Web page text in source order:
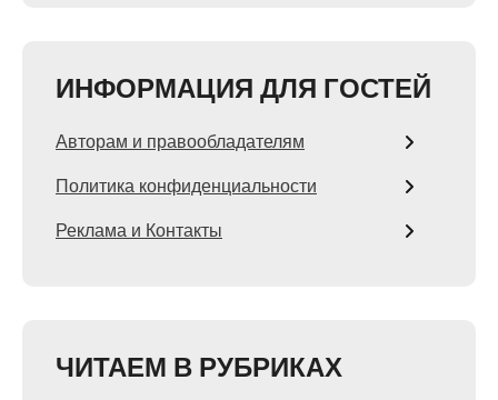
ИНФОРМАЦИЯ ДЛЯ ГОСТЕЙ
Авторам и правообладателям
Политика конфиденциальности
Реклама и Контакты
ЧИТАЕМ В РУБРИКАХ